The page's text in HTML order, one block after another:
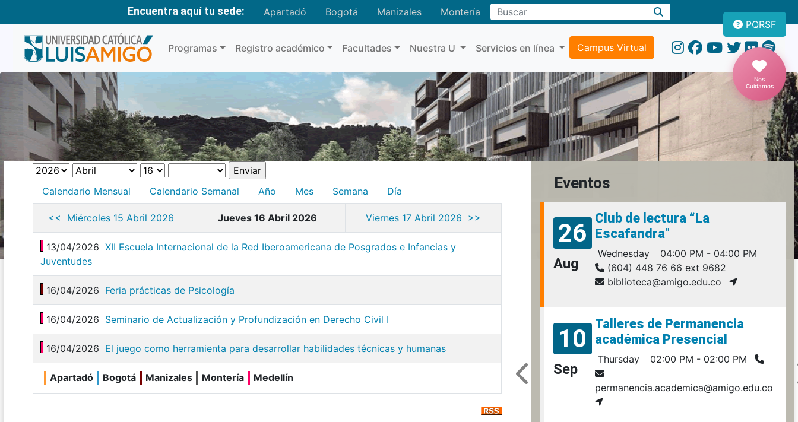
Encuentra aquí tu sede: Apartadó Bogotá Manizales MonteríaBuscar
Programas Registro académico Facultades Nuestra U Servicios en línea Campus Virtual
PQRSF
Nos
Cuidamos
Calendario Mensual Calendario Semanal Año Mes Semana Día
<< Miércoles 15 Abril 2026 Jueves 16 Abril 2026 Viernes 17 Abril 2026 >>
13/04/2026 XII Escuela Internacional de la Red Iberoamericana de Posgrados e Infancias y
Juventudes
16/04/2026 Feria prácticas de Psicología
16/04/2026 Seminario de Actualización y Profundización en Derecho Civil I
16/04/2026 El juego como herramienta para desarrollar habilidades técnicas y humanas
Apartadó Bogotá Manizales Montería Medellín
Eventos
26
Aug
Club de lectura “La
Escafandra"
Wednesday
04:00 PM - 04:00 PM
(604) 448 76 66 ext 9682
biblioteca@amigo.edu.co
10
Sep
Talleres de Permanencia
académica Presencial
Thursday 02:00 PM - 02:00 PM
permanencia.academica@amigo.edu.co